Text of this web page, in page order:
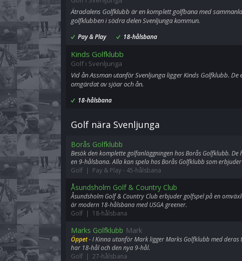
Ätradalens Golfklubb är en komplett golfbana med
golfklubben i södra delen Svenljunga kommun.
Pay & Play 18-hålsbana
Kinds Golfklubb
Golf i Svenljunga
Vid ån Assman utanför Svenljunga ligger Kinds Golfklubb.
omgärdat av sjöar och ån.
18-hålsbana
Golf nära Svenljunga
Borås Golfklubb
Besök den komplette golfanläggningen hos Borås Golfklubb.
en 9-hålsbana. Alla kan spela hos Borås Golfklubb som
Golf | Pay & Play- 45-hålsbana
Åsundsholm Golf & Country Club
Åsundsholm Golf & Country Club erbjuder golfspel på en
är modern 18-hålsbana med USGA greener.
Golf | 18-hålsbana
Marks Golfklubb Mark
Öppet- I Kinna utanför Mark ligger Marks Golfklubb med deras
har 18-hål och den nya 9-hål.
Golf | 27-hålsbana